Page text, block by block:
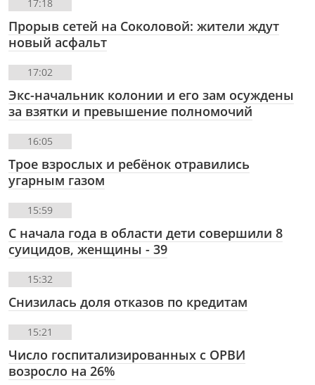
17:18
Прорыв сетей на Соколовой: жители ждут
новый асфальт
17:02
Экс-начальник колонии и его зам осуждены
за взятки и превышение полномочий
16:05
Трое взрослых и ребёнок отравились
угарным газом
15:59
С начала года в области дети совершили 8
суицидов, женщины - 39
15:32
Снизилась доля отказов по кредитам
15:21
Число госпитализированных с ОРВИ
возросло на 26%